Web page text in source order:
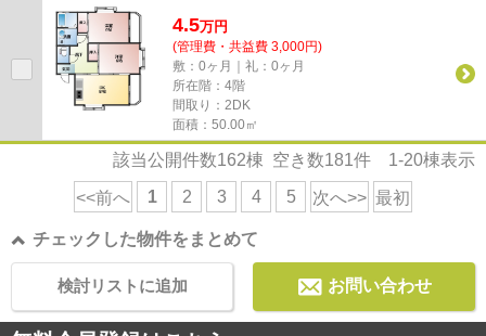
居」の物件情報をお探しなら...
4.5万円
(管理費・共益費 3,000円)
敷：0ヶ月｜礼：0ヶ月
所在階：4階
間取り：2DK
面積：50.00㎡
該当公開件数162棟 空き数181件 1-20棟表示
<<前へ 1 2 3 4 5 次へ>> 最初
チェックした物件をまとめて
お問い合わせ
検討リストに追加